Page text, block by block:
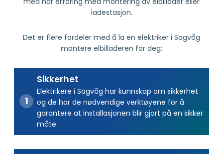
ladestasjon.
Det er flere fordeler med å la en elektriker i Sagvåg
montere elbilladeren for deg:
Sikkerhet
Elektrikere i Sagvåg har kunnskap om sikkerhet
og de har de nødvendige verktøyene for å
garantere at installasjonen blir gjort på en sikker
måte.